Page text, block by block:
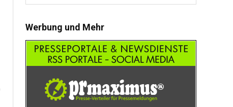
Werbung und Mehr